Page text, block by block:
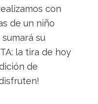
con
de un niño
su
la tira de hoy
de